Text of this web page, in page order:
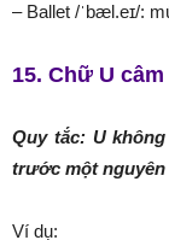
– Ballet /ˈbæl.eɪ/:
15. Chữ U câm
Quy tắc: U
trước một nguyên
Ví dụ: